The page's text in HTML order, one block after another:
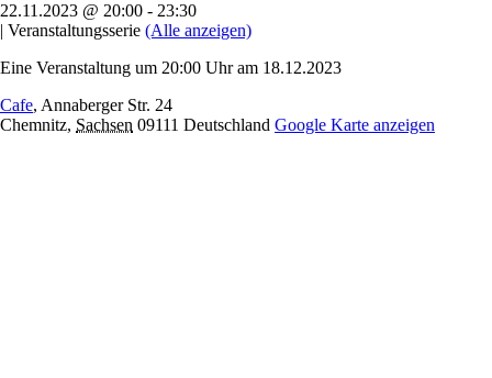
22.11.2023 @ 20:00 - 23:30
| Veranstaltungsserie (Alle anzeigen)
Eine Veranstaltung um 20:00 Uhr am 18.12.2023
Cafe, Annaberger Str. 24
Chemnitz, Sachsen 09111 Deutschland Google Karte anzeigen